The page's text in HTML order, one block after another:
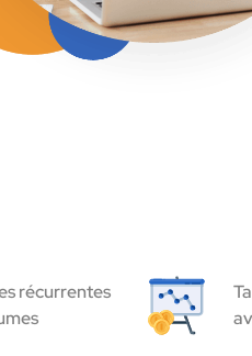
récurrentes